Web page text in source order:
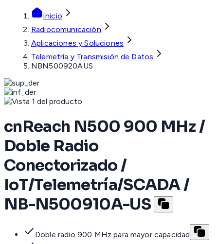
Inicio
Radiocomunicación
Aplicaciones y Soluciones
Telemetría y Transmisión de Datos
NBN500920AUS
cnReach N500 900 MHz /
Doble Radio
Conectorizado /
IoT/Telemetría/SCADA /
NB-N500910A-US
Doble radio 900 MHz para mayor capacidad